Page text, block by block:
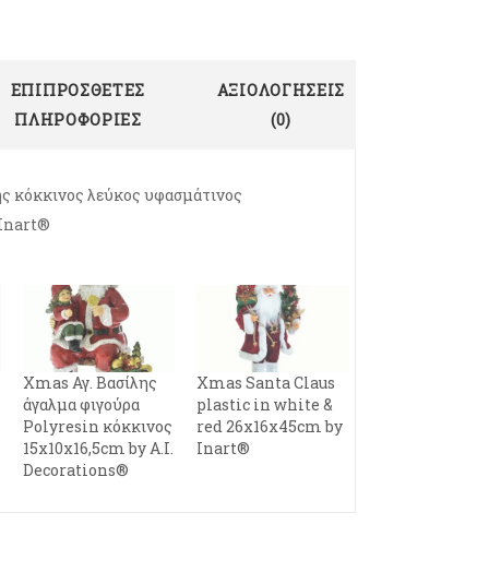
ΕΠΙΠΡΌΣΘΕΤΕΣ
ΠΛΗΡΟΦΟΡΊΕΣ
ΑΞΙΟΛΟΓΉΣΕΙΣ
(0)
κόκκινος λεύκος υφασμάτινος
Inart®
Xmas Αγ. Βασίλης
άγαλμα φιγούρα
Polyresin κόκκινος
15x10x16,5cm by A.I.
Decorations®
Xmas Santa Claus
plastic in white &
red 26x16x45cm by
Inart®